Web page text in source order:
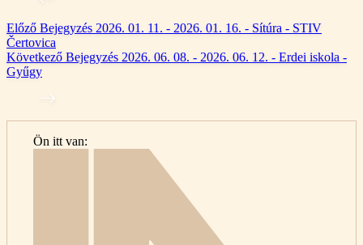
Előző Bejegyzés 2026. 01. 11. - 2026. 01. 16. - Sítúra - STIV
Čertovica
Következő Bejegyzés 2026. 06. 08. - 2026. 06. 12. - Erdei iskola -
Gyűgy
Ön itt van: